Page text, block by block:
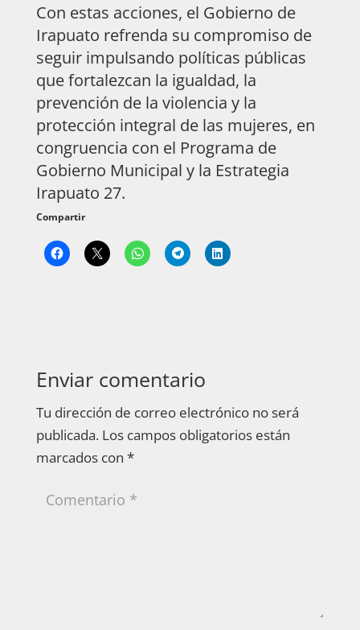
Con estas acciones, el Gobierno de
Irapuato refrenda su compromiso de
seguir impulsando políticas públicas
que fortalezcan la igualdad, la
prevención de la violencia y la
protección integral de las mujeres, en
congruencia con el Programa de
Gobierno Municipal y la Estrategia
Irapuato 27.
Compartir
Enviar comentario
Tu dirección de correo electrónico no será
publicada. Los campos obligatorios están
marcados con *